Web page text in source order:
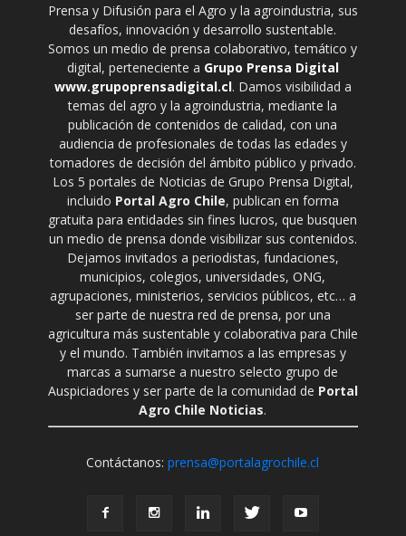
Prensa y Difusión para el Agro y la agroindustria, sus
desafíos, innovación y desarrollo sustentable.
Somos un medio de prensa colaborativo, temático y
digital, perteneciente a Grupo Prensa Digital
www.grupoprensadigital.cl. Damos visibilidad a
temas del agro y la agroindustria, mediante la
publicación de contenidos de calidad, con una
audiencia de profesionales de todas las edades y
tomadores de decisión del ámbito público y privado.
Los 5 portales de Noticias de Grupo Prensa Digital,
incluido Portal Agro Chile, publican en forma
gratuita para entidades sin fines lucros, que busquen
un medio de prensa donde visibilizar sus contenidos.
Dejamos invitados a periodistas, fundaciones,
municipios, colegios, universidades, ONG,
agrupaciones, ministerios, servicios públicos, etc… a
ser parte de nuestra red de prensa, por una
agricultura más sustentable y colaborativa para Chile
y el mundo. También invitamos a las empresas y
marcas a sumarse a nuestro selecto grupo de
Auspiciadores y ser parte de la comunidad de Portal
Agro Chile Noticias.
Contáctanos:prensa@portalagrochile.cl